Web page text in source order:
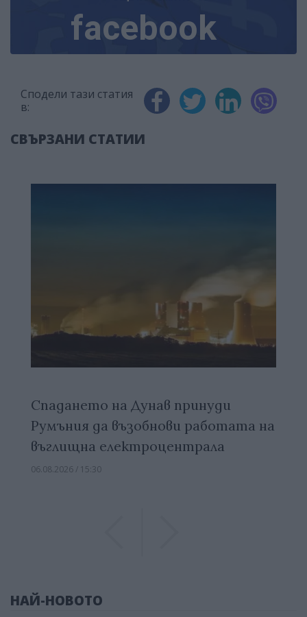
facebook
Сподели тази статия
в:
СВЪРЗАНИ СТАТИИ
Спадането на Дунав принуди
Румъния да възобнови работата на
въглищна електроцентрала
06.08.2026 / 15:30
НАЙ-НОВОТО